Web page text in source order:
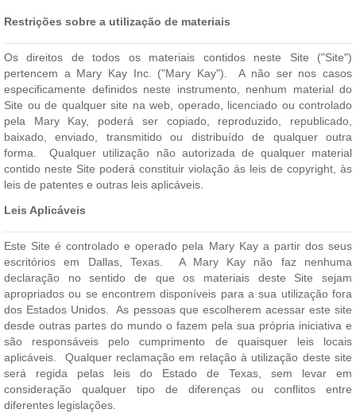
Restrições sobre a utilização de materiais
Os direitos de todos os materiais contidos neste Site ("Site")
pertencem a Mary Kay Inc. ("Mary Kay"). A não ser nos casos
especificamente definidos neste instrumento, nenhum material do
Site ou de qualquer site na web, operado, licenciado ou controlado
pela Mary Kay, poderá ser copiado, reproduzido, republicado,
baixado, enviado, transmitido ou distribuído de qualquer outra
forma. Qualquer utilização não autorizada de qualquer material
contido neste Site poderá constituir violação ás leis de copyright, às
leis de patentes e outras leis aplicáveis.
Leis Aplicáveis
Este Site é controlado e operado pela Mary Kay a partir dos seus
escritórios em Dallas, Texas. A Mary Kay não faz nenhuma
declaração no sentido de que os materiais deste Site sejam
apropriados ou se encontrem disponíveis para a sua utilização fora
dos Estados Unidos. As pessoas que escolherem acessar este site
desde outras partes do mundo o fazem pela sua própria iniciativa e
são responsáveis pelo cumprimento de quaisquer leis locais
aplicáveis. Qualquer reclamação em relação à utilização deste site
será regida pelas leis do Estado de Texas, sem levar em
consideração qualquer tipo de diferenças ou conflitos entre
diferentes legislações.